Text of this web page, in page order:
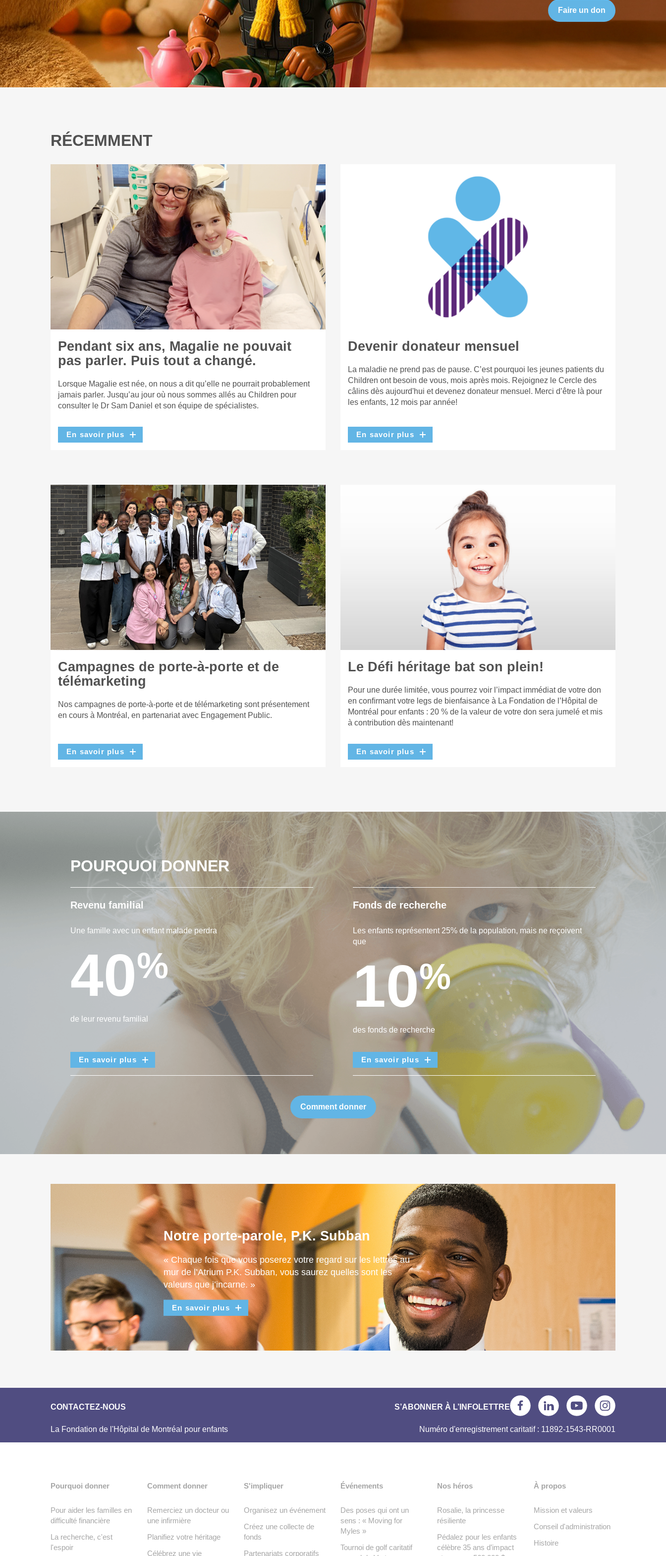
Faire un don
RÉCEMMENT
Pendant six ans, Magalie ne pouvait
pas parler. Puis tout a changé.
Lorsque Magalie est née, on nous a dit qu’elle ne pourrait probablement
jamais parler. Jusqu’au jour où nous sommes allés au Children pour
consulter le Dr Sam Daniel et son équipe de spécialistes.
En savoir plus
Devenir donateur mensuel
La maladie ne prend pas de pause. C’est pourquoi les jeunes patients du
Children ont besoin de vous, mois après mois. Rejoignez le Cercle des
câlins dès aujourd'hui et devenez donateur mensuel. Merci d’être là pour
les enfants, 12 mois par année!
En savoir plus
Campagnes de porte-à-porte et de
télémarketing
Nos campagnes de porte-à-porte et de télémarketing sont présentement
en cours à Montréal, en partenariat avec Engagement Public.
En savoir plus
Le Défi héritage bat son plein!
Pour une durée limitée, vous pourrez voir l’impact immédiat de votre don
en conﬁrmant votre legs de bienfaisance à La Fondation de l’Hôpital de
Montréal pour enfants : 20 % de la valeur de votre don sera jumelé et mis
à contribution dès maintenant!
En savoir plus
POURQUOI DONNER
Revenu familial
Une famille avec un enfant malade perdra
40%
de leur revenu familial
En savoir plus
Fonds de recherche
Les enfants représentent 25% de la population, mais ne reçoivent
que
10%
des fonds de recherche
En savoir plus
Comment donner
Notre porte-parole, P.K. Subban
« Chaque fois que vous poserez votre regard sur les lettres au
mur de l’Atrium P.K. Subban, vous saurez quelles sont les
valeurs que j’incarne. »
En savoir plus
CONTACTEZ-NOUS S’ABONNER À L’INFOLETTRE
La Fondation de l'Hôpital de Montréal pour enfants Numéro d'enregistrement caritatif : 11892-1543-RR0001
Pourquoi donner
Pour aider les familles en
difficulté financière
La recherche, c'est
l'espoir
Comment donner
Remerciez un docteur ou
une infirmière
Planifiez votre héritage
Célébrez une vie
S'impliquer
Organisez un événement
Créez une collecte de
fonds
Partenariats corporatifs
Événements
Des poses qui ont un
sens : « Moving for
Myles »
Tournoi de golf caritatif
Nos héros
Rosalie, la princesse
résiliente
Pédalez pour les enfants
célèbre 35 ans d’impact
À propos
Mission et valeurs
Conseil d'administration
Histoire